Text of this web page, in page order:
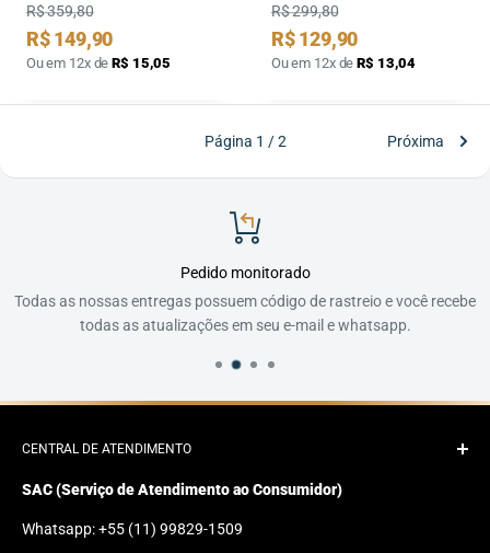
Preço
por
R$ 149,90
Preço
R$ 359,80
Ou em 12x deR$ 15,05
Preço
por
R$ 129,90
Preço
R$ 299,80
Ou em 12x deR$ 13,04
Página 1 / 2 Próxima
Pedido monitorado
Todas as nossas entregas possuem código de rastreio e você recebe
todas as atualizações em seu e-mail e whatsapp.
CENTRAL DE ATENDIMENTO
SAC (Serviço de Atendimento ao Consumidor)
Whatsapp: +55 (11) 99829-1509